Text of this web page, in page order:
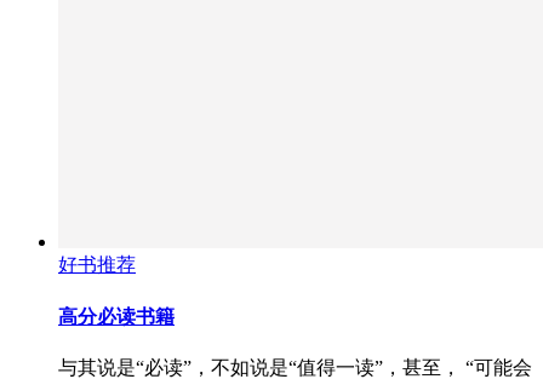
好书推荐
高分必读书籍
与其说是“必读”，不如说是“值得一读”，甚至， “可能会